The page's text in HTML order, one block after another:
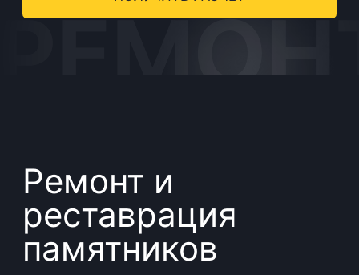
надгробия, но и гранитным памятникам
требуется уход, а в некоторых случаях
– реставрация для возвращения
первоначального внешнего вида.
Реставрация памятников на кладбище